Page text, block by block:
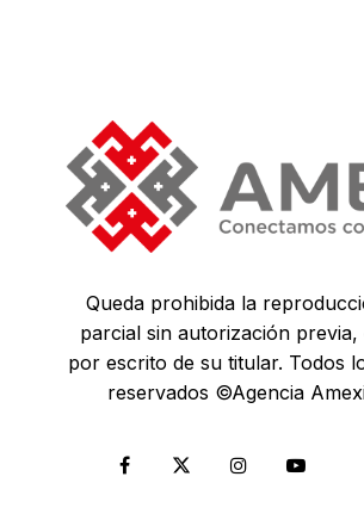
Queda prohibida la
parcial sin autorización previa,
por escrito de su titular. Todos
reservados ©Agencia